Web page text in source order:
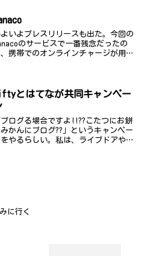
ソーラーパネルと比べると効率が良
されています。ソーラー...
いよプレスリリースも出た。今回の
のサービスで一番残念だったの
携帯でのオンラインチャージが用意
..つまり、カー...
とはてなが共同キャンペー
ブログる場合ですよ!!??こたつにお餅
かんにブログ??」というキャンペー
をやるらしい。私は、ライブドアや、
に行く